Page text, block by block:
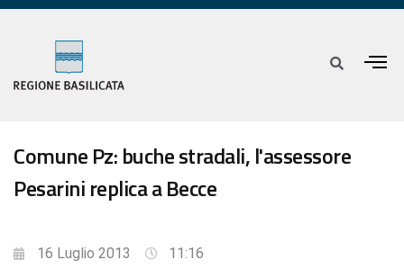
Comune Pz: buche stradali, l'assessore
Pesarini replica a Becce
16 Luglio 2013 11:16